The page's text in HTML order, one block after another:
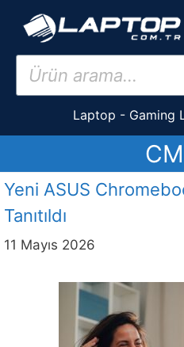
Products
search
Laptop - Gaming
Yeni ASUS
Tanıtıldı
11 Mayıs 2026